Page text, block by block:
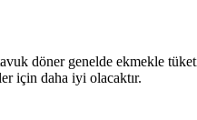
döner genelde ekmekle
için daha iyi olacaktır.